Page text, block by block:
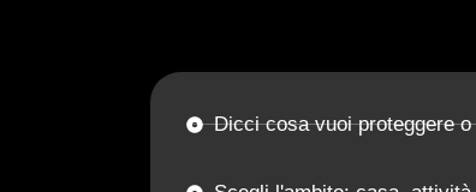
Dicci cosa vuoi proteggere